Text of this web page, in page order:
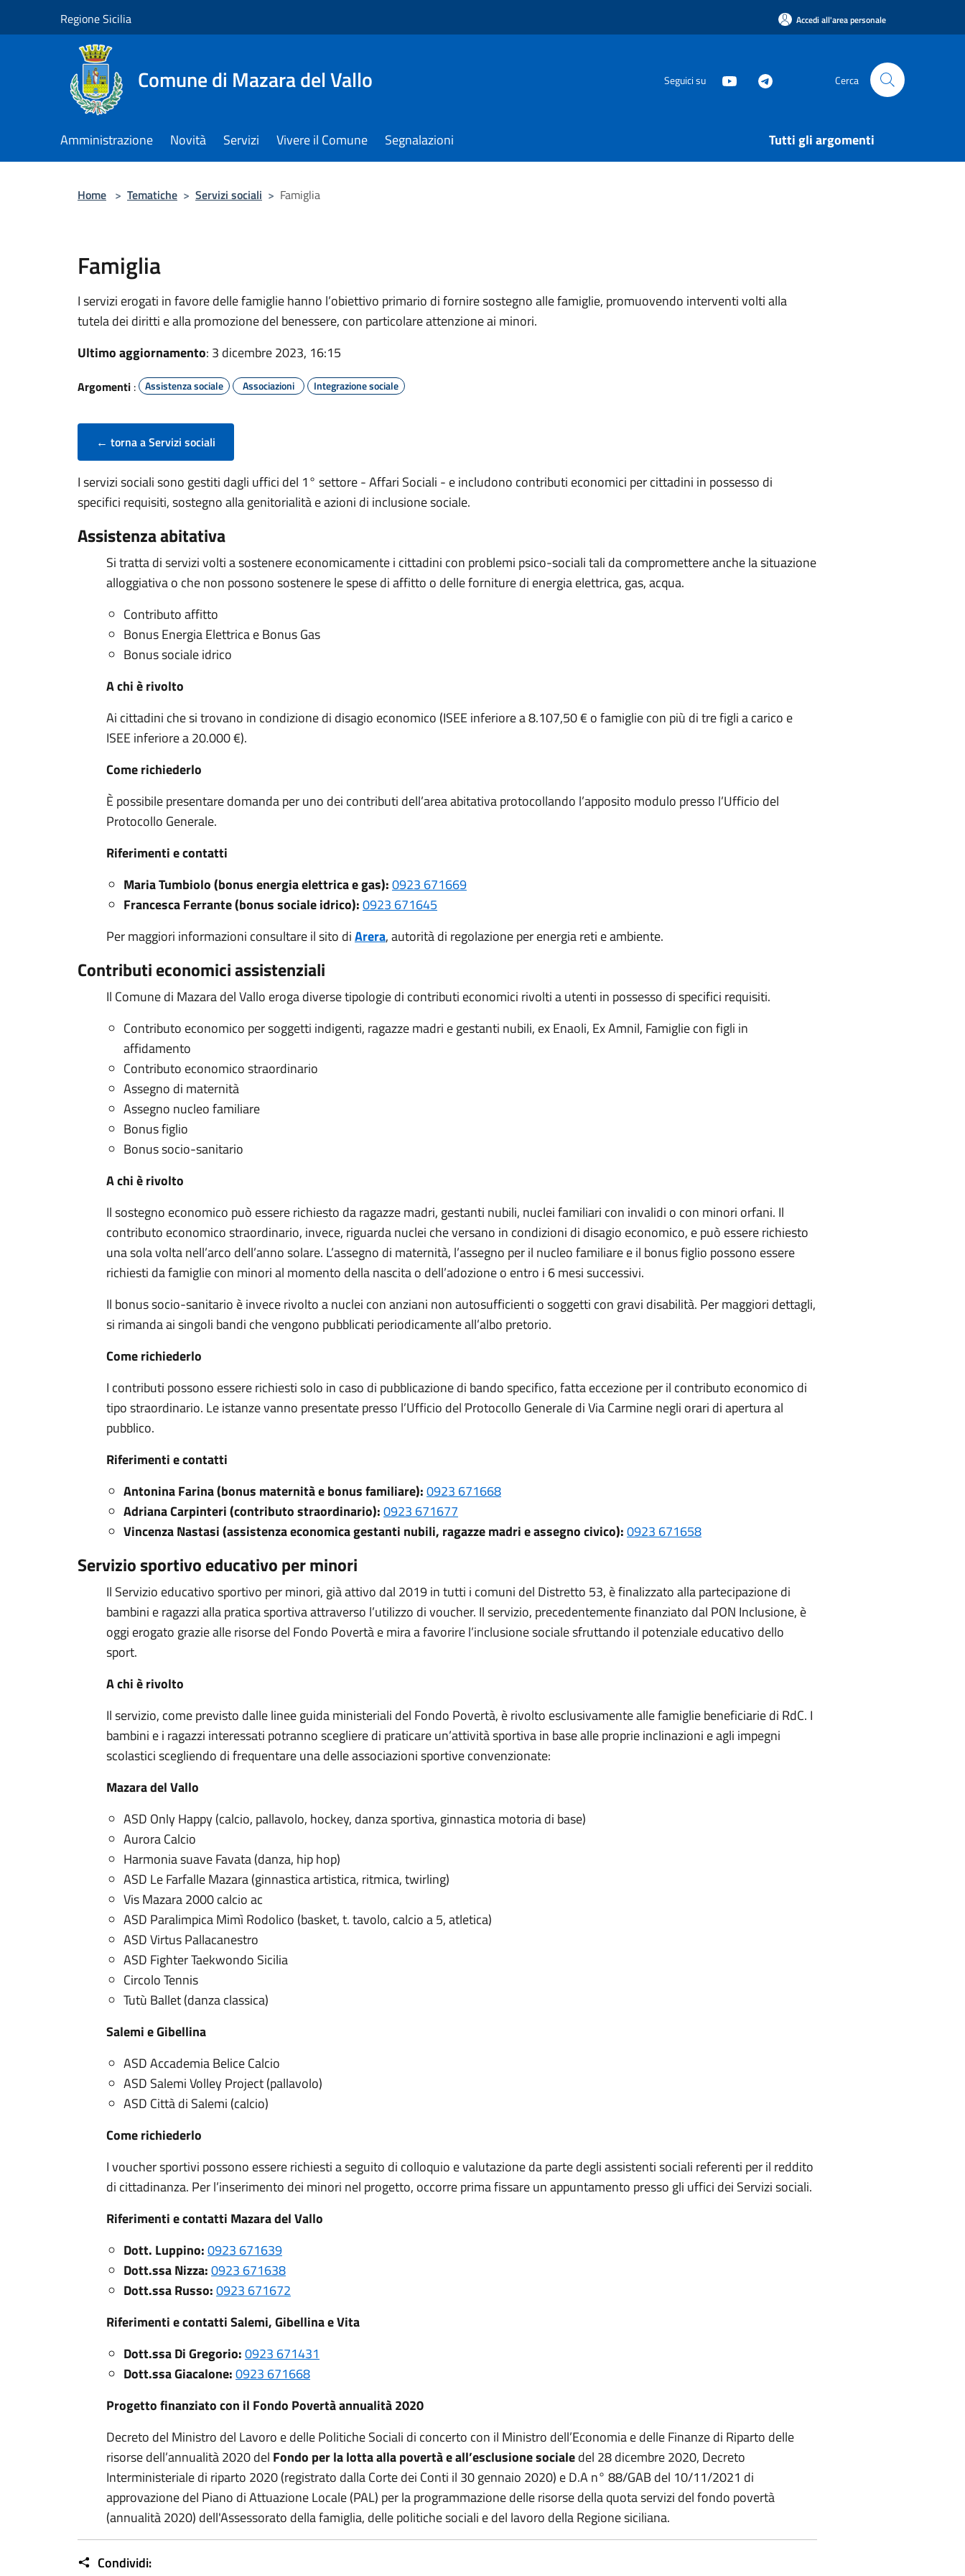
Regione Sicilia Accedi all'area personale
Comune di Mazara del Vallo Seguici su Cerca
Amministrazione Novità Servizi Vivere il Comune Segnalazioni Tutti gli argomenti
Home > Tematiche > Servizi sociali > Famiglia
Famiglia
I servizi erogati in favore delle famiglie hanno l’obiettivo primario di fornire sostegno alle famiglie, promuovendo interventi volti alla
tutela dei diritti e alla promozione del benessere, con particolare attenzione ai minori.
Ultimo aggiornamento: 3 dicembre 2023, 16:15
Argomenti : Assistenza sociale Associazioni Integrazione sociale
← torna a Servizi sociali
I servizi sociali sono gestiti dagli uffici del 1° settore - Affari Sociali - e includono contributi economici per cittadini in possesso di
specifici requisiti, sostegno alla genitorialità e azioni di inclusione sociale.
Assistenza abitativa
Si tratta di servizi volti a sostenere economicamente i cittadini con problemi psico-sociali tali da compromettere anche la situazione
alloggiativa o che non possono sostenere le spese di affitto o delle forniture di energia elettrica, gas, acqua.
Contributo affitto
Bonus Energia Elettrica e Bonus Gas
Bonus sociale idrico
A chi è rivolto
Ai cittadini che si trovano in condizione di disagio economico (ISEE inferiore a 8.107,50 € o famiglie con più di tre figli a carico e
ISEE inferiore a 20.000 €).
Come richiederlo
È possibile presentare domanda per uno dei contributi dell’area abitativa protocollando l’apposito modulo presso l’Ufficio del
Protocollo Generale.
Riferimenti e contatti
Maria Tumbiolo (bonus energia elettrica e gas):0923 671669
Francesca Ferrante (bonus sociale idrico):0923 671645
Per maggiori informazioni consultare il sito diArera, autorità di regolazione per energia reti e ambiente.
Contributi economici assistenziali
Il Comune di Mazara del Vallo eroga diverse tipologie di contributi economici rivolti a utenti in possesso di specifici requisiti.
Contributo economico per soggetti indigenti, ragazze madri e gestanti nubili, ex Enaoli, Ex Amnil, Famiglie con figli in
affidamento
Contributo economico straordinario
Assegno di maternità
Assegno nucleo familiare
Bonus figlio
Bonus socio-sanitario
A chièrivolto
Il sostegno economico può essere richiesto da ragazze madri, gestanti nubili, nuclei familiari con invalidi o con minori orfani. Il
contributo economico straordinario, invece, riguarda nuclei che versano in condizioni di disagio economico, e può essere richiesto
una sola volta nell’arco dell’anno solare. L’assegno di maternità, l’assegno per il nucleo familiare e il bonus figlio possono essere
richiesti da famiglie con minori al momento della nascita o dell’adozione o entro i 6 mesi successivi.
Il bonus socio-sanitario è invece rivolto a nuclei con anziani non autosufficienti o soggetti con gravi disabilità. Per maggiori dettagli,
si rimanda ai singoli bandi che vengono pubblicati periodicamente all’albo pretorio.
Come richiederlo
I contributi possono essere richiesti solo in caso di pubblicazione di bando specifico, fatta eccezione per il contributo economico di
tipo straordinario. Le istanze vanno presentate presso l’Ufficio del Protocollo Generale di Via Carmine negli orari di apertura al
pubblico.
Riferimenti e contatti
Antonina Farina (bonus maternità e bonus familiare):0923 671668
Adriana Carpinteri (contributo straordinario):0923 671677
Vincenza Nastasi (assistenza economica gestanti nubili, ragazze madri e assegno civico):0923 671658
Servizio sportivo educativo per minori
Il Servizio educativo sportivo per minori, già attivo dal 2019 in tutti i comuni del Distretto 53, è finalizzato alla partecipazione di
bambini e ragazzi alla pratica sportiva attraverso l’utilizzo di voucher. Il servizio, precedentemente finanziato dal PON Inclusione, è
oggi erogato grazie alle risorse del Fondo Povertà e mira a favorire l’inclusione sociale sfruttando il potenziale educativo dello
sport.
A chi è rivolto
Il servizio, come previsto dalle linee guida ministeriali del Fondo Povertà, è rivolto esclusivamente alle famiglie beneficiarie di RdC. I
bambini e i ragazzi interessati potranno scegliere di praticare un’attività sportiva in base alle proprie inclinazioni e agli impegni
scolastici scegliendo di frequentare una delle associazioni sportive convenzionate:
Mazara del Vallo
ASD Only Happy (calcio, pallavolo, hockey, danza sportiva, ginnastica motoria di base)
Aurora Calcio
Harmonia suave Favata (danza, hip hop)
ASD Le Farfalle Mazara (ginnastica artistica, ritmica, twirling)
Vis Mazara 2000 calcio ac
ASD Paralimpica Mimì Rodolico (basket, t. tavolo, calcio a 5, atletica)
ASD Virtus Pallacanestro
ASD Fighter Taekwondo Sicilia
Circolo Tennis
Tutù Ballet (danza classica)
Salemi e Gibellina
ASD Accademia Belice Calcio
ASD Salemi Volley Project (pallavolo)
ASD Città di Salemi (calcio)
Come richiederlo
I voucher sportivi possono essere richiesti a seguito di colloquio e valutazione da parte degli assistenti sociali referenti per il reddito
di cittadinanza. Per l’inserimento dei minori nel progetto, occorre prima fissare un appuntamento presso gli uffici dei Servizi sociali.
Riferimenti e contatti Mazara del Vallo
Dott. Luppino:0923 671639
Dott.ssa Nizza:0923 671638
Dott.ssa Russo:0923 671672
Riferimenti e contatti Salemi, Gibellina e Vita
Dott.ssa Di Gregorio:0923 671431
Dott.ssa Giacalone:0923 671668
Progetto finanziato con il Fondo Povertà annualità 2020
Decreto del Ministro del Lavoro e delle Politiche Sociali di concerto con il Ministro dell’Economia e delle Finanze di Riparto delle
risorse dell’annualità 2020 del Fondo per la lotta alla povertà e all’esclusione socialedel 28 dicembre 2020, Decreto
Interministeriale di riparto 2020 (registrato dalla Corte dei Conti il 30 gennaio 2020) e D.A n° 88/GAB del 10/11/2021 di
approvazione del Piano di Attuazione Locale (PAL) per la programmazione delle risorse della quota servizi del fondo povertà
(annualità 2020) dell'Assessorato della famiglia, delle politiche sociali e del lavoro della Regione siciliana.
Condividi: